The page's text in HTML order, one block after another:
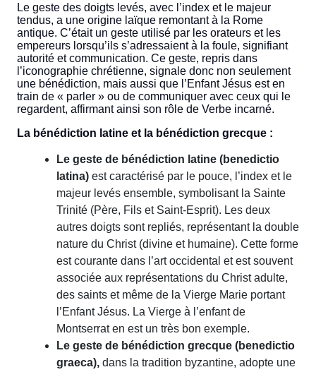
Le geste des doigts levés, avec l’index et le majeur
tendus, a une origine laïque remontant à la Rome
antique. C’était un geste utilisé par les orateurs et les
empereurs lorsqu’ils s’adressaient à la foule, signifiant
autorité et communication. Ce geste, repris dans
l’iconographie chrétienne, signale donc non seulement
une bénédiction, mais aussi que l’Enfant Jésus est en
train de « parler » ou de communiquer avec ceux qui le
regardent, affirmant ainsi son rôle de Verbe incarné.
La bénédiction latine et la bénédiction grecque :
Le geste de bénédiction latine (benedictio
latina) est caractérisé par le pouce, l’index et le
majeur levés ensemble, symbolisant la Sainte
Trinité (Père, Fils et Saint-Esprit). Les deux
autres doigts sont repliés, représentant la double
nature du Christ (divine et humaine). Cette forme
est courante dans l’art occidental et est souvent
associée aux représentations du Christ adulte,
des saints et même de la Vierge Marie portant
l’Enfant Jésus. La Vierge à l’enfant de
Montserrat en est un très bon exemple.
Le geste de bénédiction grecque (benedictio
graeca), dans la tradition byzantine, adopte une